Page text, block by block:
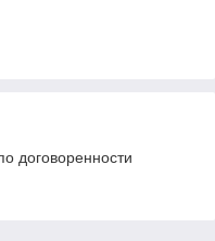
договоренности